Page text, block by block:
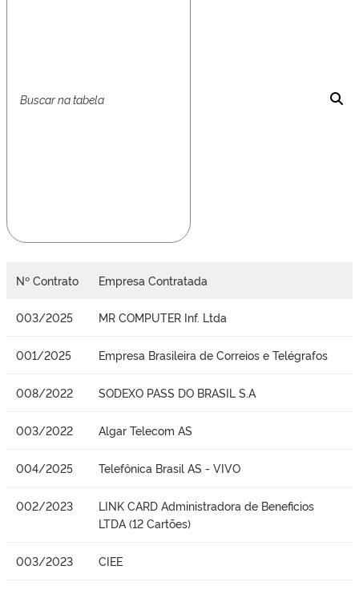
Nº Contrato Empresa Contratada
003/2025 MR COMPUTER Inf. Ltda
001/2025 Empresa Brasileira de Correios e Telégrafos
008/2022 SODEXO PASS DO BRASIL S.A
003/2022 Algar Telecom AS
004/2025 Telefônica Brasil AS - VIVO
002/2023
LINK CARD Administradora de Beneficios
LTDA (12 Cartões)
003/2023 CIEE